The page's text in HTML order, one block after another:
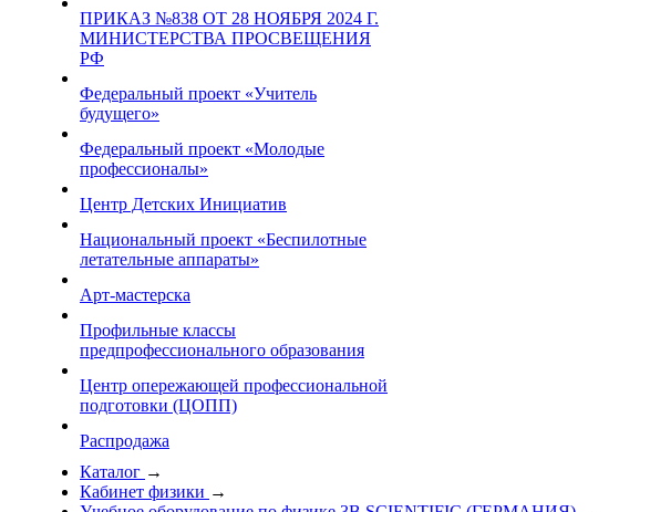
ПРИКАЗ №838 ОТ 28 НОЯБРЯ 2024 Г.
МИНИСТЕРСТВА ПРОСВЕЩЕНИЯ
РФ
Федеральный проект «Учитель
будущего»
Федеральный проект «Молодые
профессионалы»
Центр Детских Инициатив
Национальный проект «Беспилотные
летательные аппараты»
Арт-мастерска
Профильные классы
предпрофессионального образования
Центр опережающей профессиональной
подготовки (ЦОПП)
Распродажа
Каталог →
Кабинет физики →